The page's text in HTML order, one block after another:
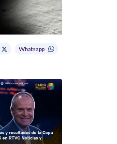
Whatsapp